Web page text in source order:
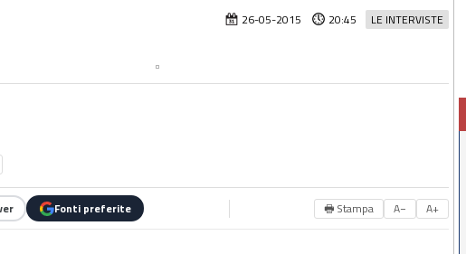
LE INTERVISTE
26-05-2015 20:45
Fonti preferite 🖶 Stampa A− A+